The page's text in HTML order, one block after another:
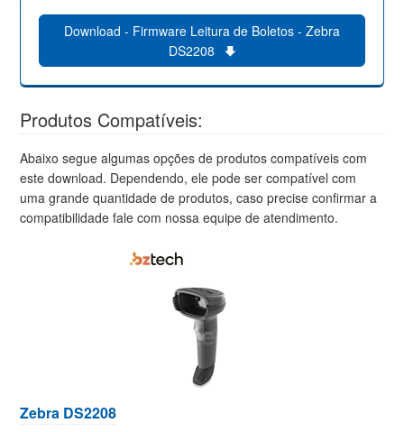
Download - Firmware Leitura de Boletos - Zebra
DS2208
Produtos Compatíveis:
Abaixo segue algumas opções de produtos compatíveis com
este download. Dependendo, ele pode ser compatível com
uma grande quantidade de produtos, caso precise confirmar a
compatibilidade fale com nossa equipe de atendimento.
Zebra DS2208